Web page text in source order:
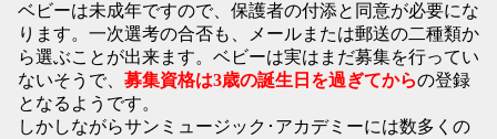
ベビーは未成年ですので、保護者の付添と同意が必要にな
ります。一次選考の合否も、メールまたは郵送の二種類か
ら選ぶことが出来ます。ベビーは実はまだ募集を行ってい
ないそうで、 募集資格は3歳の誕生日を過ぎてからの登録
となるようです。
しかしながらサンミュージック･アカデミーには数多くの